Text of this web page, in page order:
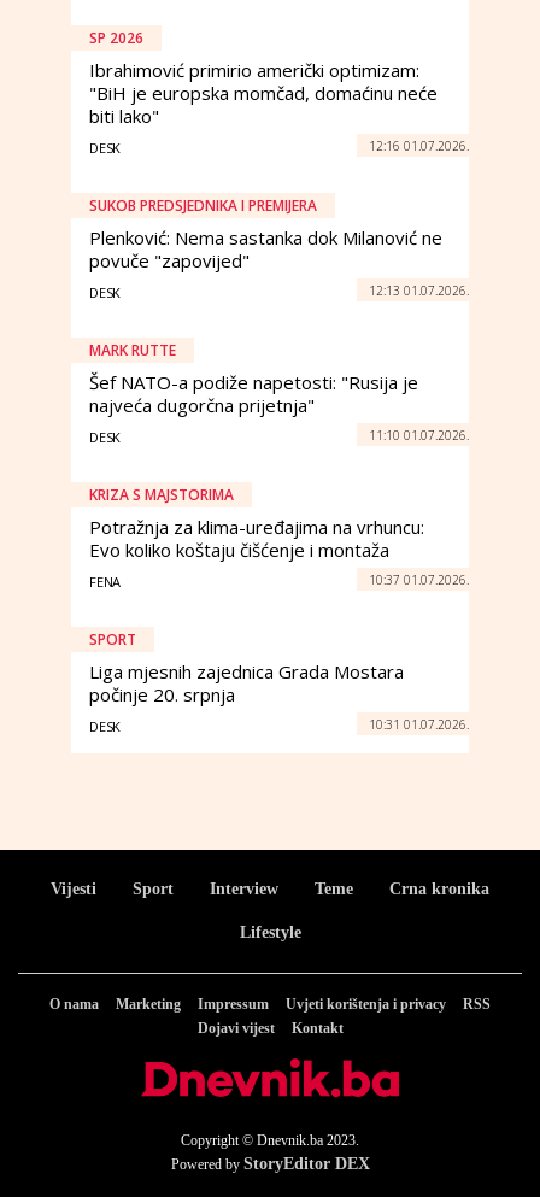
SP 2026
Ibrahimović primirio američki optimizam:
"BiH je europska momčad, domaćinu neće
biti lako"
DESK 12:16 01.07.2026.
SUKOB PREDSJEDNIKA I PREMIJERA
Plenković: Nema sastanka dok Milanović ne
povuče "zapovijed"
DESK 12:13 01.07.2026.
MARK RUTTE
Šef NATO-a podiže napetosti: "Rusija je
najveća dugorčna prijetnja"
DESK 11:10 01.07.2026.
KRIZA S MAJSTORIMA
Potražnja za klima-uređajima na vrhuncu:
Evo koliko koštaju čišćenje i montaža
FENA 10:37 01.07.2026.
SPORT
Liga mjesnih zajednica Grada Mostara
počinje 20. srpnja
DESK 10:31 01.07.2026.
Vijesti Sport Interview Teme Crna kronika
Lifestyle
O nama Marketing Impressum Uvjeti korištenja i privacy
RSS
Dojavi vijest
Kontakt
Copyright © Dnevnik.ba 2023.
Powered by StoryEditor DEX